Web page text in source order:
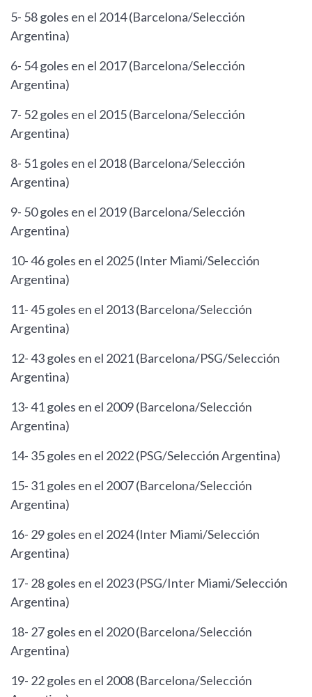
5- 58 goles en el 2014 (Barcelona/Selección
Argentina)
6- 54 goles en el 2017 (Barcelona/Selección
Argentina)
7- 52 goles en el 2015 (Barcelona/Selección
Argentina)
8- 51 goles en el 2018 (Barcelona/Selección
Argentina)
9- 50 goles en el 2019 (Barcelona/Selección
Argentina)
10- 46 goles en el 2025 (Inter Miami/Selección
Argentina)
11- 45 goles en el 2013 (Barcelona/Selección
Argentina)
12- 43 goles en el 2021 (Barcelona/PSG/Selección
Argentina)
13- 41 goles en el 2009 (Barcelona/Selección
Argentina)
14- 35 goles en el 2022 (PSG/Selección Argentina)
15- 31 goles en el 2007 (Barcelona/Selección
Argentina)
16- 29 goles en el 2024 (Inter Miami/Selección
Argentina)
17- 28 goles en el 2023 (PSG/Inter Miami/Selección
Argentina)
18- 27 goles en el 2020 (Barcelona/Selección
Argentina)
19- 22 goles en el 2008 (Barcelona/Selección